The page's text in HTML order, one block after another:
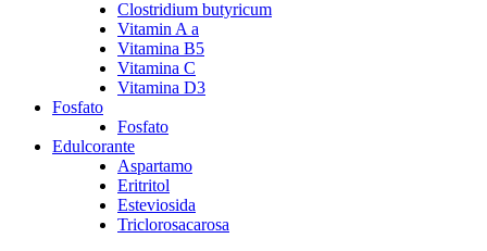
Clostridium butyricum
Vitamin A a
Vitamina B5
Vitamina C
Vitamina D3
Fosfato
Fosfato
Edulcorante
Aspartamo
Eritritol
Esteviosida
Triclorosacarosa